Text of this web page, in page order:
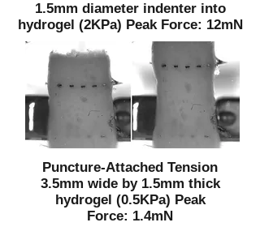
1.5mm diameter indenter into
hydrogel (2KPa) Peak Force: 12mN
Puncture-Attached Tension
3.5mm wide by 1.5mm thick
hydrogel (0.5KPa) Peak
Force: 1.4mN